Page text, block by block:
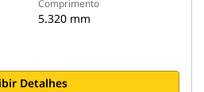
Comprimento
5.320 mm
Detalhes